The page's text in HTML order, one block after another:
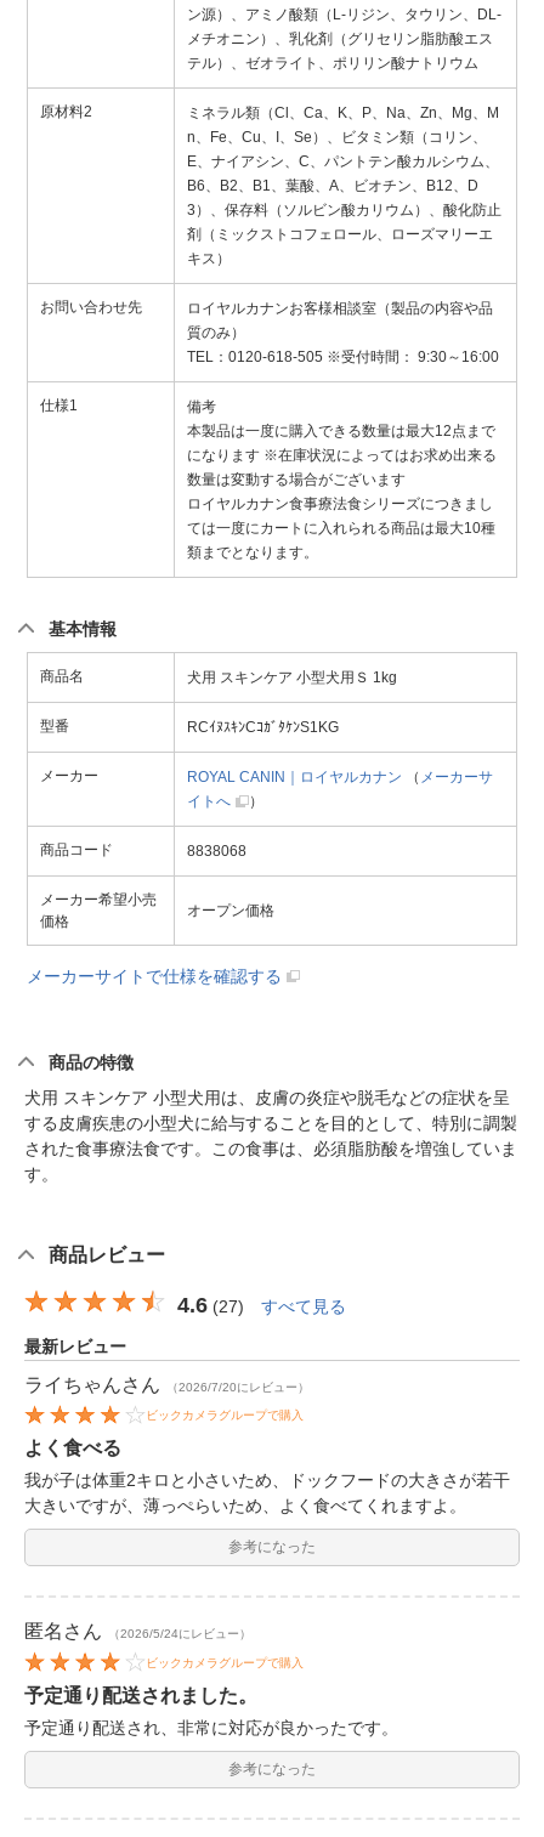
ン源）、アミノ酸類（L-リジン、タウリン、DL-
メチオニン）、乳化剤（グリセリン脂肪酸エス
テル）、ゼオライト、ポリリン酸ナトリウム
原材料2
ミネラル類（Cl、Ca、K、P、Na、Zn、Mg、M
n、Fe、Cu、I、Se）、ビタミン類（コリン、
E、ナイアシン、C、パントテン酸カルシウム、
B6、B2、B1、葉酸、A、ビオチン、B12、D
3）、保存料（ソルビン酸カリウム）、酸化防止
剤（ミックストコフェロール、ローズマリーエ
キス）
お問い合わせ先
ロイヤルカナンお客様相談室（製品の内容や品
質のみ）
TEL：0120-618-505 ※受付時間： 9:30～16:00
仕様1
備考
本製品は一度に購入できる数量は最大12点まで
になります ※在庫状況によってはお求め出来る
数量は変動する場合がございます
ロイヤルカナン食事療法食シリーズにつきまし
ては一度にカートに入れられる商品は最大10種
類までとなります。
基本情報
商品名 犬用 スキンケア 小型犬用Ｓ 1kg
型番 RCｲﾇｽｷﾝCｺｶﾞﾀｹﾝS1KG
メーカー ROYAL CANIN｜ロイヤルカナン （ メーカーサ
イトへ
）
商品コード 8838068
メーカー希望小売
価格
オープン価格
メーカーサイトで仕様を確認する
商品の特徴
犬用 スキンケア 小型犬用は、皮膚の炎症や脱毛などの症状を呈
する皮膚疾患の小型犬に給与することを目的として、特別に調製
された食事療法食です。この食事は、必須脂肪酸を増強していま
す。
商品レビュー
4.6 (27) すべて見る
最新レビュー
ライちゃんさん （2026/7/20にレビュー）
ビックカメラグループで購入
よく食べる
我が子は体重2キロと小さいため、ドックフードの大きさが若干
大きいですが、薄っぺらいため、よく食べてくれますよ。
参考になった
匿名 さん （2026/5/24にレビュー）
ビックカメラグループで購入
予定通り配送されました。
予定通り配送され、非常に対応が良かったです。
参考になった